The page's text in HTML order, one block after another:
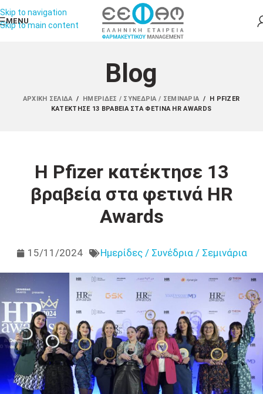
Skip to navigation
Skip to main content
MENU
Blog
ΑΡΧΙΚΉ ΣΕΛΊΔΑ / ΗΜΕΡΊΔΕΣ / ΣΥΝΈΔΡΙΑ / ΣΕΜΙΝΆΡΙΑ /
Η PFIZER
ΚΑΤΈΚΤΗΣΕ 13 ΒΡΑΒΕΊΑ ΣΤΑ ΦΕΤΙΝΆ HR AWARDS
Η Pfizer κατέκτησε 13
βραβεία στα φετινά HR
Awards
15/11/2024 Ημερίδες / Συνέδρια / Σεμινάρια